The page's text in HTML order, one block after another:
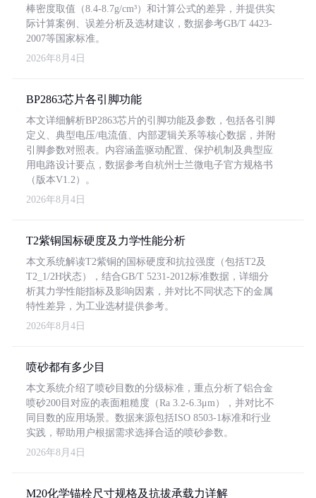
棒密度取值（8.4-8.7g/cm³）和计算公式的差异，并提供实
际计算案例、误差分析及选材建议，数据参考GB/T 4423-
2007等国家标准。
2026年8月4日
BP2863芯片各引脚功能
本文详细解析BP2863芯片的引脚功能及参数，包括各引脚
定义、典型电压/电流值、内部逻辑关系等核心数据，并附
引脚参数对照表。内容涵盖驱动配置、保护机制及典型应
用电路设计要点，数据参考自杭州士兰微电子官方规格书
（版本V1.2）。
2026年8月4日
T2紫铜国标硬度及力学性能分析
本文系统解读T2紫铜的国标硬度和抗拉强度（包括T2及
T2_1/2H状态），结合GB/T 5231-2012标准数据，详细分
析其力学性能指标及影响因素，并对比不同状态下的金属
特性差异，为工业选材提供参考。
2026年8月4日
喷砂都有多少目
本文系统介绍了喷砂目数的分级标准，重点分析了铝合金
喷砂200目对应的表面粗糙度（Ra 3.2-6.3μm），并对比不
同目数的应用场景。数据来源包括ISO 8503-1标准和行业
实践，帮助用户根据需求选择合适的喷砂参数。
2026年8月4日
M20化学锚栓尺寸规格及抗拔承载力详解